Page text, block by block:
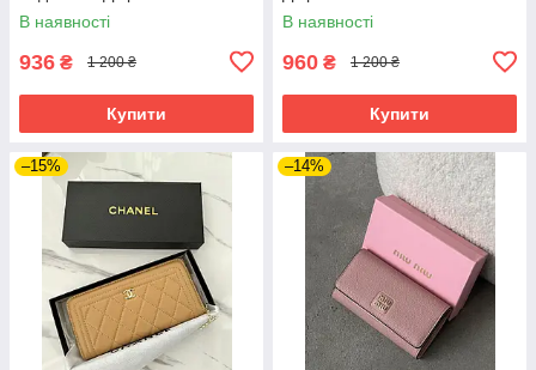
В наявності
936 ₴ 1 200 ₴
Купити
В наявності
960 ₴ 1 200 ₴
Купити
–15% –14%